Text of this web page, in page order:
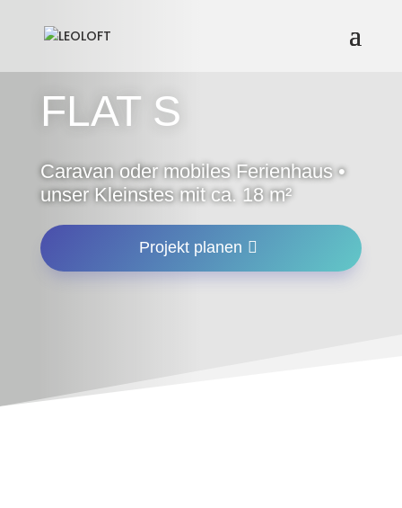
FLAT S
Caravan oder mobiles Ferienhaus •
unser Kleinstes mit ca. 18 m²
Projekt planen